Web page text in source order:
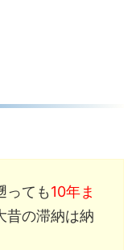
っても10年ま
昔の滞納は納